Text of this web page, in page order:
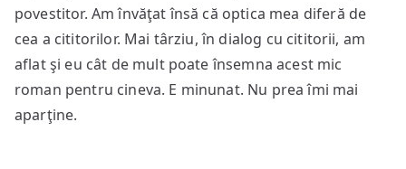
povestitor. Am învăţat însă că optica mea diferă de
cea a cititorilor. Mai târziu, în dialog cu cititorii, am
aflat şi eu cât de mult poate însemna acest mic
roman pentru cineva. E minunat. Nu prea îmi mai
aparţine.